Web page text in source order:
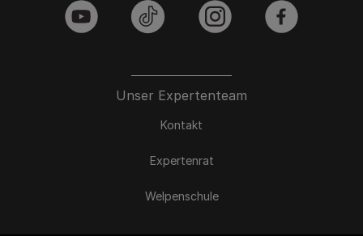
Unser Expertenteam
Kontakt
Expertenrat
Welpenschule
youtube tiktok instagram facebook